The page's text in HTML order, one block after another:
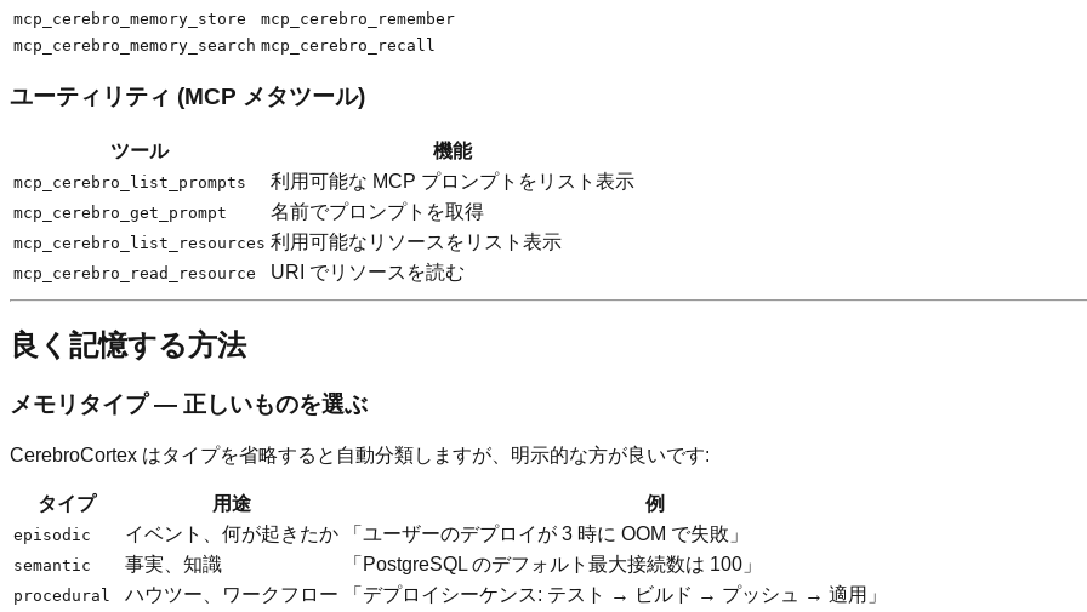
mcp_cerebro_memory_store
mcp_cerebro_remember
mcp_cerebro_memory_search mcp_cerebro_recall
ユーティリティ (MCP メタツール)
ツール 機能
mcp_cerebro_list_prompts 利用可能な MCP プロンプトをリスト表示
mcp_cerebro_get_prompt 名前でプロンプトを取得
mcp_cerebro_list_resources 利用可能なリソースをリスト表示
mcp_cerebro_read_resource URI でリソースを読む
良く記憶する方法
メモリタイプ — 正しいものを選ぶ
CerebroCortex はタイプを省略すると自動分類しますが、明示的な方が良いです:
タイプ 用途 例
episodic イベント、何が起きたか 「ユーザーのデプロイが 3 時に OOM で失敗」
semantic 事実、知識 「PostgreSQL のデフォルト最大接続数は 100」
procedural ハウツー、ワークフロー 「デプロイシーケンス: テスト → ビルド → プッシュ → 適用」